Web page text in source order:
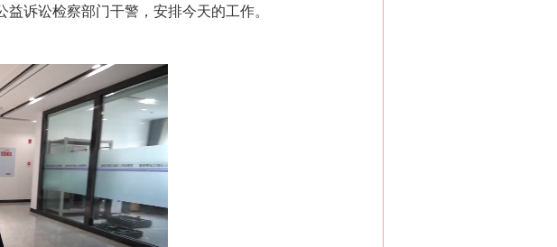
诉讼检察部门干警，安排今天的工作。